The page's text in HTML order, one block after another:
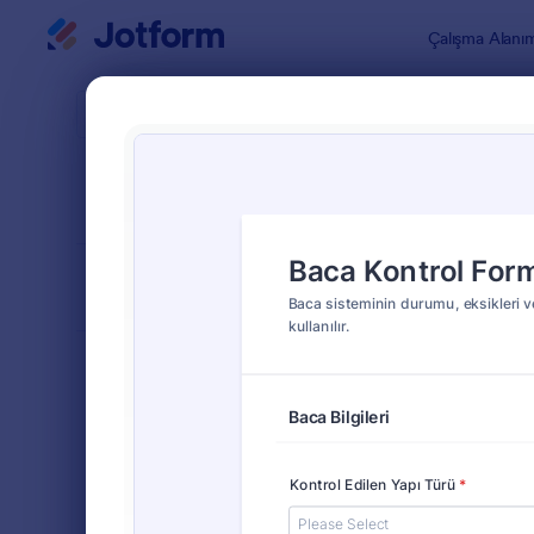
Çalışma
Klasik
570